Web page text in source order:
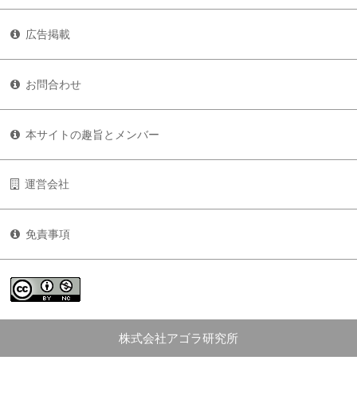
広告掲載
お問合わせ
本サイトの趣旨とメンバー
運営会社
免責事項
株式会社アゴラ研究所